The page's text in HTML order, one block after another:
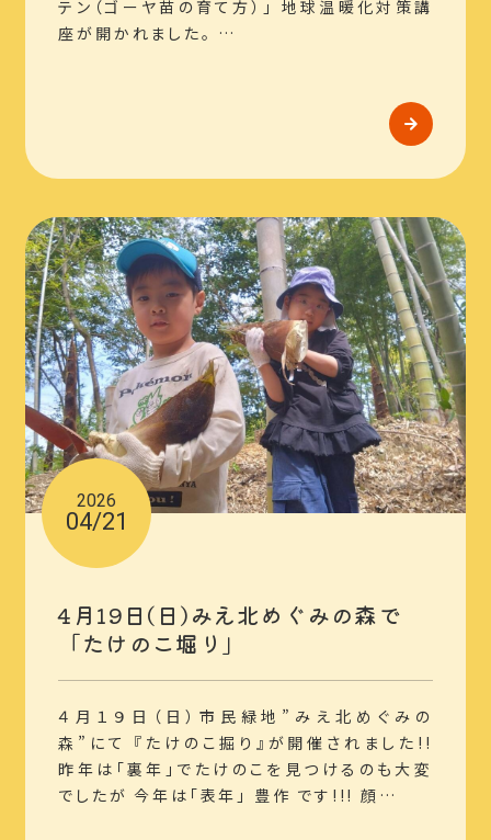
テン（ゴーヤ苗の育て方）」 地球温暖化対策講
座が開かれました。 …
2026
04/21
4月19日(日)みえ北めぐみの森で
「たけのこ堀り」
４月１９日（日）市民緑地”みえ北めぐみの
森”にて 『たけのこ掘り』が開催されました!!
昨年は「裏年」でたけのこを見つけるのも大変
でしたが 今年は「表年」 豊作 です!!! 顔…